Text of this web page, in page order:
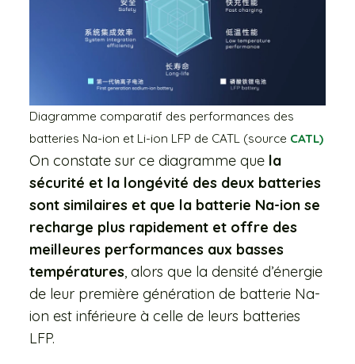
Diagramme comparatif des performances des
batteries Na-ion et Li-ion LFP de CATL (source CATL)
On constate sur ce diagramme que la
sécurité et la longévité des deux batteries
sont similaires et que la batterie Na-ion se
recharge plus rapidement et offre des
meilleures performances aux basses
températures, alors que la densité d’énergie
de leur première génération de batterie Na-
ion est inférieure à celle de leurs batteries
LFP.